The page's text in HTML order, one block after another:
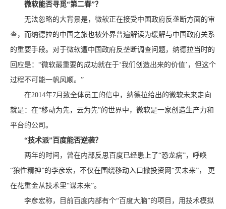
微软能否寻觅“第二春”？
无法忽略的大背景是，微软正在接受中国政府反垄断方面的审
查，而纳德拉的中国之旅也被外界普遍解读为缓解与中国政府关系
的重要手段。对于微软遭中国政府反垄断调查问题，纳德拉当时的
回应是：“微软最重要的成功就在于‘我们创造出来的价值’，但这个
过程不可能一帆风顺。”
在2014年7月致全体员工的信中，纳德拉给出的微软未来走向
就是：在“移动为先，云为先”的世界中，微软是一家创造生产力和
平台的公司。
“技术派”百度能否逆袭？
两年的时间，曾在内部反思百度已经患上了“恐龙病”，呼唤
“狼性精神”的李彦宏，不仅在围绕移动入口撒投资网“买未来”， 更
在花重金从技术里“谋未来”。
李彦宏称，目前百度内部有个“百度大脑”的项目，用技术模拟